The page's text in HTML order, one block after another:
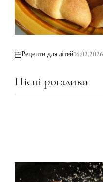
Рецепти для дітей16.02.2026
Пісні рогалики